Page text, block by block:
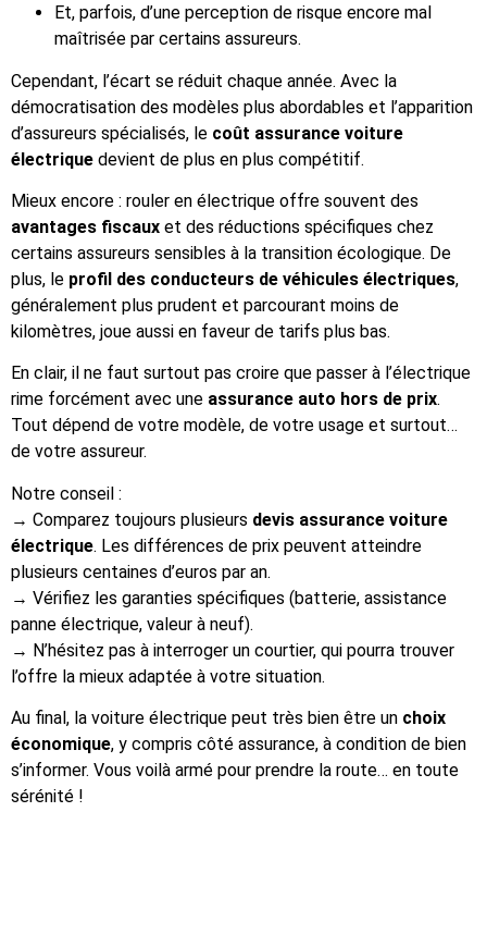
Et, parfois, d’une perception de risque encore mal
maîtrisée par certains assureurs.
Cependant, l’écart se réduit chaque année. Avec la
démocratisation des modèles plus abordables et l’apparition
d’assureurs spécialisés, le coût assurance voiture
électrique devient de plus en plus compétitif.
Mieux encore : rouler en électrique offre souvent des
avantages fiscaux et des réductions spécifiques chez
certains assureurs sensibles à la transition écologique. De
plus, le profil des conducteurs de véhicules électriques,
généralement plus prudent et parcourant moins de
kilomètres, joue aussi en faveur de tarifs plus bas.
En clair, il ne faut surtout pas croire que passer à l’électrique
rime forcément avec une assurance auto hors de prix.
Tout dépend de votre modèle, de votre usage et surtout…
de votre assureur.
Notre conseil :
→ Comparez toujours plusieurs devis assurance voiture
électrique. Les différences de prix peuvent atteindre
plusieurs centaines d’euros par an.
→ Vérifiez les garanties spécifiques (batterie, assistance
panne électrique, valeur à neuf).
→ N’hésitez pas à interroger un courtier, qui pourra trouver
l’offre la mieux adaptée à votre situation.
Au final, la voiture électrique peut très bien être un choix
économique, y compris côté assurance, à condition de bien
s’informer. Vous voilà armé pour prendre la route… en toute
sérénité !